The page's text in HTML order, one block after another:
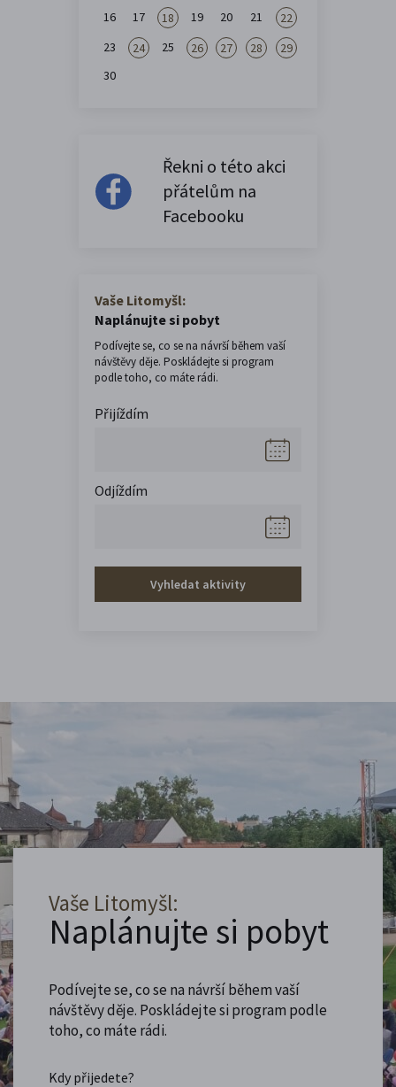
16 17 18 19 20 21
22
23
24 25 26 27 28
29
30
Řekni o této akci
přátelům na
Facebooku
Vaše Litomyšl:
Naplánujte si pobyt
Podívejte se, co se na návrší během vaší
návštěvy děje. Poskládejte si program
podle toho, co máte rádi.
Přijíždím
Odjíždím
Vyhledat aktivity
Vaše Litomyšl:
Naplánujte si pobyt
Podívejte se, co se na návrší během vaší
návštěvy děje. Poskládejte si program podle
toho, co máte rádi.
Kdy přijedete?